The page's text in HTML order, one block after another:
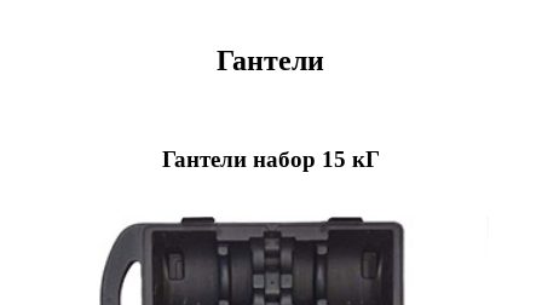
Гантели
Гантели набор 15 кГ